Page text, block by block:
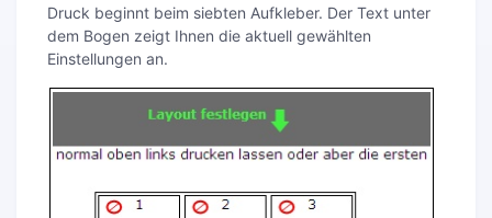
Druck beginnt beim siebten Aufkleber. Der Text unter
dem Bogen zeigt Ihnen die aktuell gewählten
Einstellungen an.